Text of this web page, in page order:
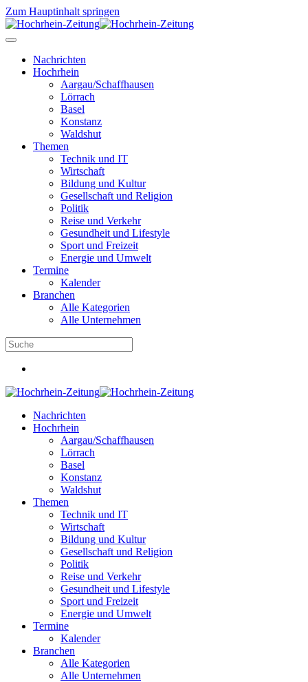
Zum Hauptinhalt springen
Nachrichten
Hochrhein
Aargau/Schaffhausen
Lörrach
Basel
Konstanz
Waldshut
Themen
Technik und IT
Wirtschaft
Bildung und Kultur
Gesellschaft und Religion
Politik
Reise und Verkehr
Gesundheit und Lifestyle
Sport und Freizeit
Energie und Umwelt
Termine
Kalender
Branchen
Alle Kategorien
Alle Unternehmen
Nachrichten
Hochrhein
Aargau/Schaffhausen
Lörrach
Basel
Konstanz
Waldshut
Themen
Technik und IT
Wirtschaft
Bildung und Kultur
Gesellschaft und Religion
Politik
Reise und Verkehr
Gesundheit und Lifestyle
Sport und Freizeit
Energie und Umwelt
Termine
Kalender
Branchen
Alle Kategorien
Alle Unternehmen